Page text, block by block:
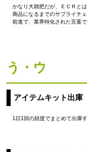
かなり大雑把だが、 ＥＣＲ と
商品になるまでのサプライチ
前進で、業界特化された言葉で
う・ウ
アイテムキット出庫
1日1回の頻度でまとめて出庫